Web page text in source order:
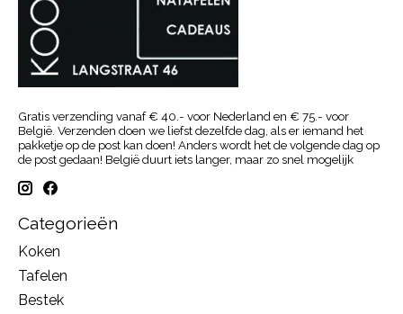
Gratis verzending vanaf € 40.- voor Nederland en € 75.- voor
België. Verzenden doen we liefst dezelfde dag, als er iemand het
pakketje op de post kan doen! Anders wordt het de volgende dag op
de post gedaan! België duurt iets langer, maar zo snel mogelijk
Categorieën
Koken
Tafelen
Bestek